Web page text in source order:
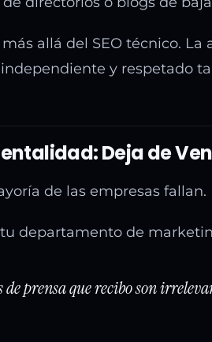
allá del SEO técnico.
y respetado
Deja de
de las empresas
departamento de
de prensa que recibo son